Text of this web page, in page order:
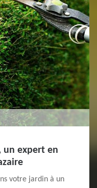
un expert en
votre jardin à un